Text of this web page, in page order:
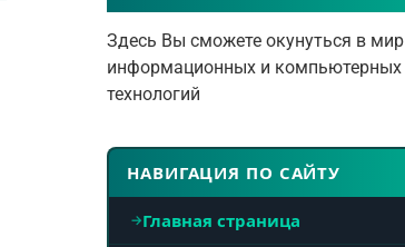
Здесь Вы сможете окунуться в мир
информационных и компьютерных
технологий
НАВИГАЦИЯ ПО САЙТУ
Главная страница